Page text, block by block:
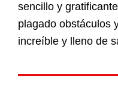
sencillo y
plagado obstáculos
increíble y lleno de